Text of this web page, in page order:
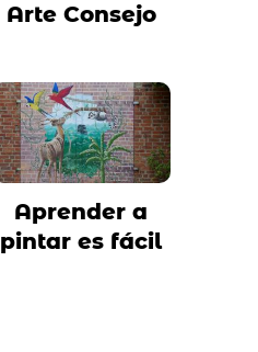
Arte Consejo
Aprender a
pintar es fácil